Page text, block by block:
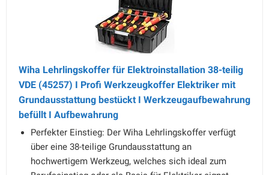
Wiha Lehrlingskoffer für Elektroinstallation 38-teilig
VDE (45257) I Profi Werkzeugkoffer Elektriker mit
Grundausstattung bestückt I Werkzeugaufbewahrung
befüllt I Aufbewahrung
Perfekter Einstieg: Der Wiha Lehrlingskoffer verfügt
über eine 38-teilige Grundausstattung an
hochwertigem Werkzeug, welches sich ideal zum